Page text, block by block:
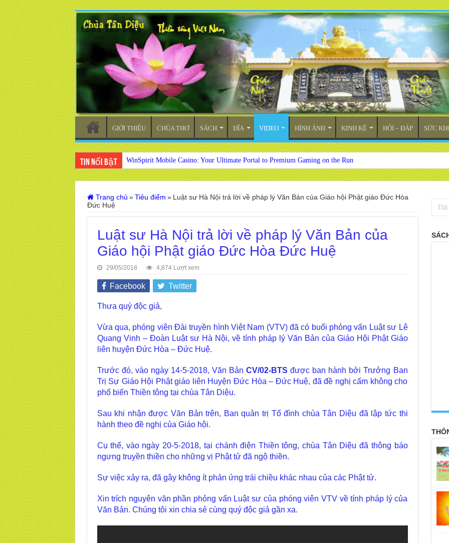
GIỚI THIỆU CHÙA THƠ SÁCH ĐĨA VIDEO HÌNH ẢNH KINH KỆ HỎI – ĐÁP SỨC
Tin nổi bật WinSpirit Mobile Casino: Your Ultimate Portal to Premium Gaming on the Run
Trang chủ » Tiêu điểm » Luật sư Hà Nội trả lời về pháp lý Văn Bản của Giáo hội Phật giáo Đức Hòa
Đức Huệ
Luật sư Hà Nội trả lời về pháp lý Văn Bản của
Giáo hội Phật giáo Đức Hòa Đức Huệ
29/05/2018 4,874 Lượt xem
Facebook Twitter
Thưa quý độc giả,
Vừa qua, phóng viên Đài truyền hình Việt Nam (VTV) đã có buổi phỏng vấn Luật sư Lê
Quang Vinh – Đoàn Luật sư Hà Nội, về tính pháp lý Văn Bản của Giáo Hội Phật Giáo
liên huyện Đức Hòa – Đức Huệ.
Trước đó, vào ngày 14-5-2018, Văn BảnCV/02-BTS được ban hành bởi Trưởng Ban
Trị Sự Giáo Hội Phật giáo liên Huyện Đức Hòa – Đức Huệ, đã đề nghị cấm không cho
phổ biến Thiền tông tại chùa Tân Diệu.
Sau khi nhận được Văn Bản trên, Ban quản trị Tổ đình chùa Tân Diệu đã lập tức thi
hành theo đề nghị của Giáo hội.
Cụ thể, vào ngày 20-5-2018, tại chánh điện Thiền tông, chùa Tân Diệu đã thông báo
ngưng truyền thiền cho những vị Phật tử đã ngộ thiền.
Sự việc xảy ra, đã gây không ít phản ứng trái chiều khác nhau của các Phật tử.
Xin trích nguyên văn phần phỏng vấn Luật sư của phóng viên VTV về tính pháp lý của
Văn Bản. Chúng tôi xin chia sẻ cùng quý độc giả gần xa.